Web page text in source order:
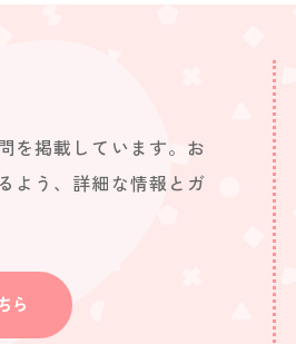
を掲載しています。お
よう、詳細な情報とガ
ら